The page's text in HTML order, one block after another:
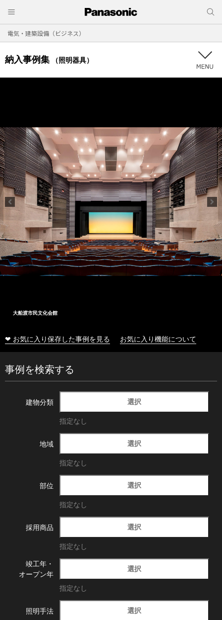
電気・建築設備（ビジネス）
納入事例集 （照明器具）
大船渡市民文化会館
❤ お気に入り保存した事例を見る お気に入り機能について
事例を検索する
建物分類 選択
指定なし
地域 選択
指定なし
部位 選択
指定なし
採用商品 選択
指定なし
竣工年・
オープン年
選択
指定なし
照明手法 選択